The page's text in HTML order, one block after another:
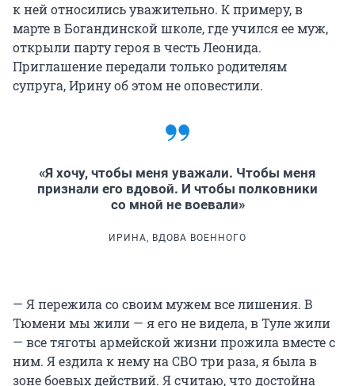
к ней относились уважительно. К примеру, в
марте в Богандинской школе, где учился ее муж,
открыли парту героя в честь Леонида.
Приглашение передали только родителям
супруга, Ирину об этом не оповестили.
«Я хочу, чтобы меня уважали. Чтобы меня
признали его вдовой. И чтобы полковники
со мной не воевали»
ИРИНА, ВДОВА ВОЕННОГО
— Я пережила со своим мужем все лишения. В
Тюмени мы жили — я его не видела, в Туле жили
— все тяготы армейской жизни прожила вместе с
ним. Я ездила к нему на СВО три раза, я была в
зоне боевых действий. Я считаю, что достойна